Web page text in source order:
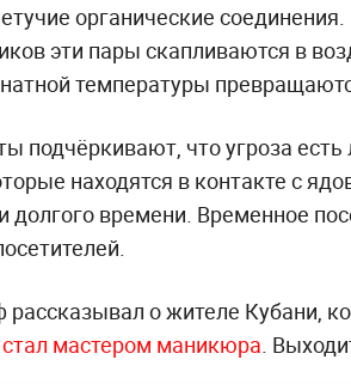
органические
эти пары скапливаются в
температуры
подчёркивают, что угроза
находятся в контакте с
долгого времени. Временное
рассказывал о жителе Кубани,
мастером маникюра .